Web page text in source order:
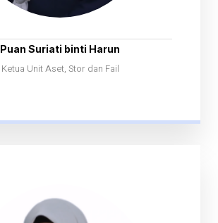
Puan Suriati binti Harun
Ketua Unit Aset, Stor dan Fail